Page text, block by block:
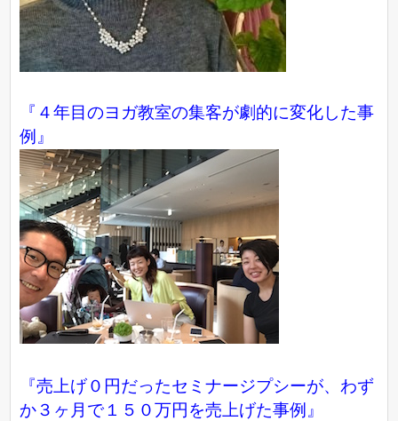
『４年目のヨガ教室の集客が劇的に変化した事
例』
『売上げ０円だったセミナージプシーが、わず
か３ヶ月で１５０万円を売上げた事例』